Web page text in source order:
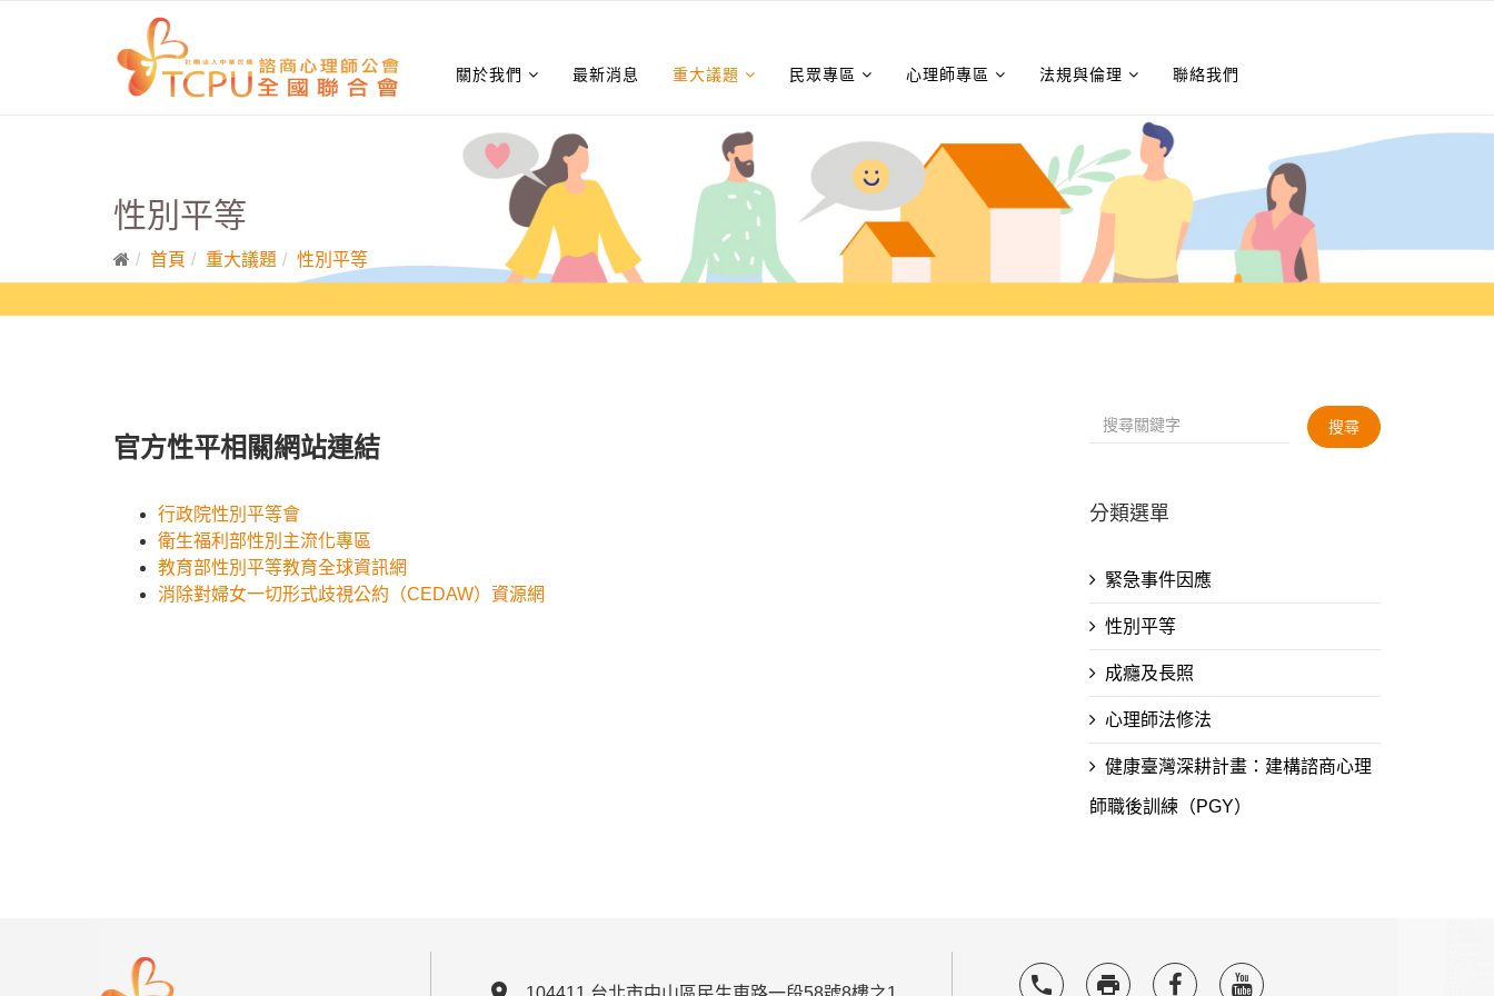
關於我們 最新消息 重大議題 民眾專區 心理師專區 法規與倫理 聯絡我們
性別平等
首頁 重大議題 性別平等
官方性平相關網站連結
行政院性別平等會
衛生福利部性別主流化專區
教育部性別平等教育全球資訊網
消除對婦女一切形式歧視公約（CEDAW）資源網
搜尋
分類選單
緊急事件因應
性別平等
成癮及長照
心理師法修法
健康臺灣深耕計畫：建構諮商心理
師職後訓練（PGY）
local_phone local_printshop